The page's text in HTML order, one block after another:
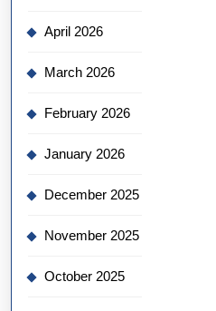
April 2026
March 2026
February 2026
January 2026
December 2025
November 2025
October 2025